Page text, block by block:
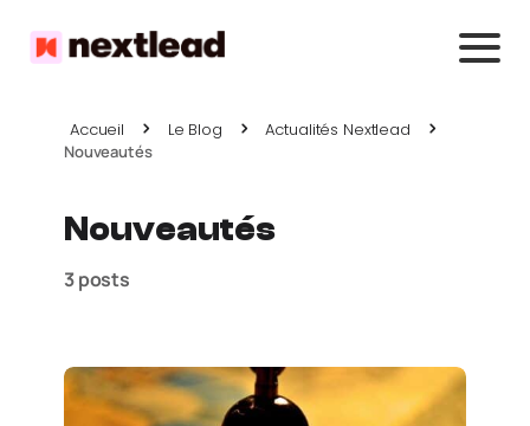
Accueil Le Blog Actualités Nextlead
Nouveautés
Nouveautés
3 posts